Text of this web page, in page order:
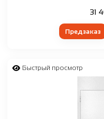
31
Предзаказ
Быстрый просмотр